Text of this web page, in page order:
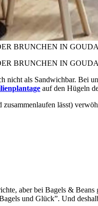
BRUNCHEN IN GOUDA
BRUNCHEN IN GOUDA
als Sandwichbar. Bei
auf den Hügeln
lässt)
aber bei Bagels &
und Glück”. Und